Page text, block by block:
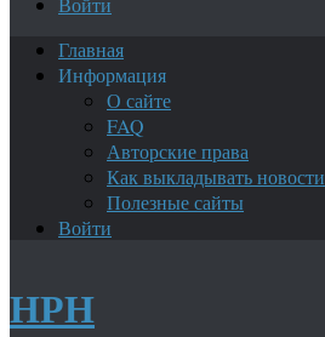
Главная
Информация
О сайте
FAQ
Авторские права
Как выкладывать новости
Полезные сайты
Войти
НРН